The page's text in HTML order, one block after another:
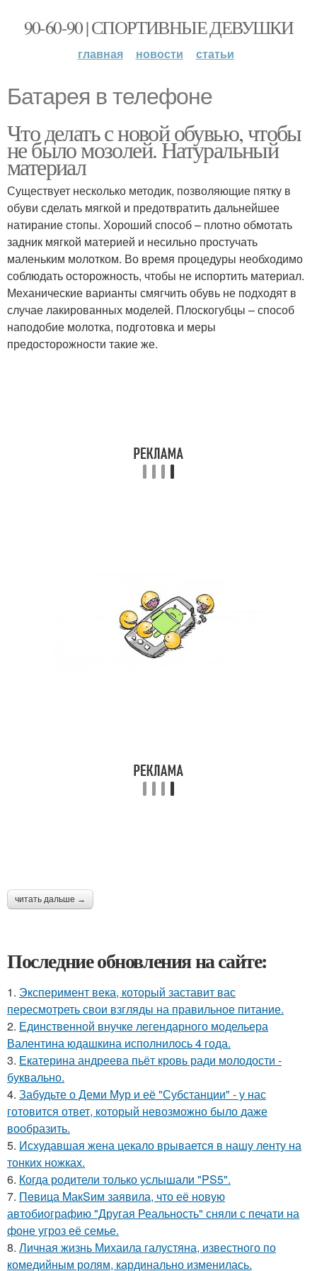
90-60-90 | СПОРТИВНЫЕ ДЕВУШКИ
главная новости статьи
Батарея в телефоне
Что делать с новой обувью, чтобы
не было мозолей. Натуральный
материал
Существует несколько методик, позволяющие пятку в
обуви сделать мягкой и предотвратить дальнейшее
натирание стопы. Хороший способ – плотно обмотать
задник мягкой материей и несильно простучать
маленьким молотком. Во время процедуры необходимо
соблюдать осторожность, чтобы не испортить материал.
Механические варианты смягчить обувь не подходят в
случае лакированных моделей. Плоскогубцы – способ
наподобие молотка, подготовка и меры
предосторожности такие же.
читать дальше →
Последние обновления на сайте:
1. Эксперимент века, который заставит вас
пересмотреть свои взгляды на правильное питание.
2. Единственной внучке легендарного модельера
Валентина юдашкина исполнилось 4 года.
3. Екатерина андреева пьёт кровь ради молодости -
буквально.
4. Забудьте о Деми Мур и её "Субстанции" - у нас
готовится ответ, который невозможно было даже
вообразить.
5. Исхудавшая жена цекало врывается в нашу ленту на
тонких ножках.
6. Когда родители только услышали "PS5".
7. Пeвица MакSим заявила, что её новую
автобиографию "Другая Реальность" сняли с печати на
фоне угроз её семье.
8. Личная жизнь Михаила галустяна, известного по
комедийным ролям, кардинально изменилась.